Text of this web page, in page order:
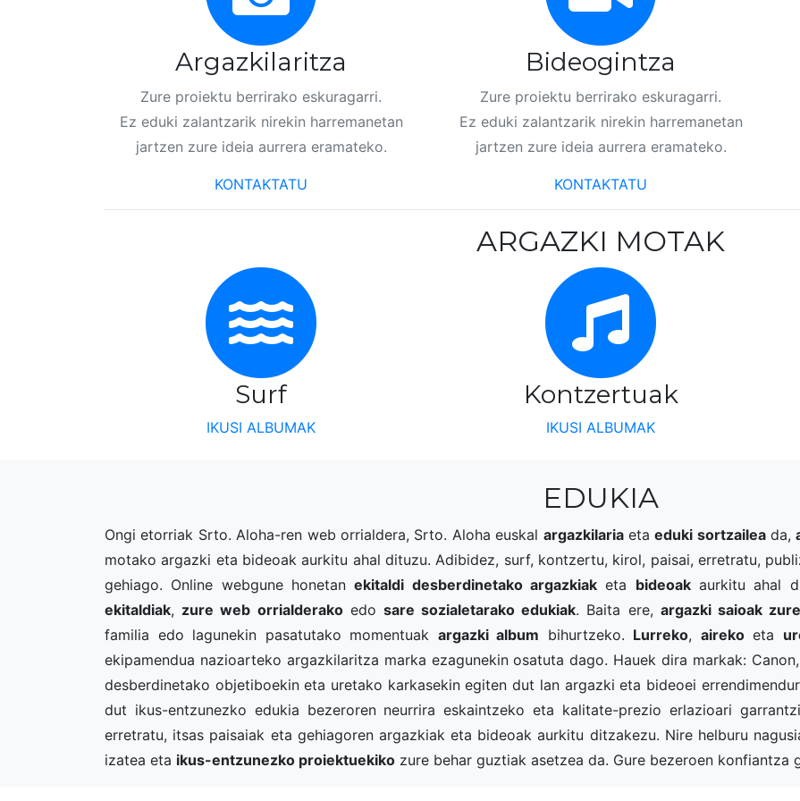
Argazkilaritza
Zure proiektu berrirako eskuragarri.
Ez eduki zalantzarik nirekin harremanetan
jartzen zure ideia aurrera eramateko.
KONTAKTATU
Bideogintza
Zure proiektu berrirako eskuragarri.
Ez eduki zalantzarik nirekin harremanetan
jartzen zure ideia aurrera eramateko.
KONTAKTATU
ARGAZKI MOTAK
Surf
IKUSI ALBUMAK
Kontzertuak
IKUSI ALBUMAK
EDUKIA
Ongi etorriak Srto. Aloha-ren web orrialdera, Srto. Aloha euskal argazkilariaetaeduki sortzaileada,
motako argazki eta bideoak aurkitu ahal dituzu. Adibidez, surf, kontzertu, kirol, paisai, erretratu,
gehiago. Online webgune honetanekitaldi desberdinetako argazkiak eta bideoakaurkitu ahal
ekitaldiak, zure web orrialderakoedo sare sozialetarako edukiak. Baita ere, argazki saioak
familia edo lagunekin pasatutako momentuak argazki album bihurtzeko. Lurreko, airekoeta
ekipamendua nazioarteko argazkilaritza marka ezagunekin osatuta dago. Hauek dira markak:
desberdinetako objetiboekin eta uretako karkasekin egiten dut lan argazki eta bideoei
dut ikus-entzunezko edukia bezeroren neurrira eskaintzeko eta kalitate-prezio erlazioari
erretratu, itsas paisaiak eta gehiagoren argazkiak eta bideoak aurkitu ditzakezu. Nire helburu
izatea eta ikus-entzunezko proiektuekiko zure behar guztiak asetzea da. Gure bezeroen konfiantza